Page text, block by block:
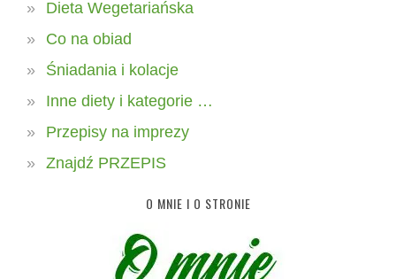
Dieta Wegetariańska
Co na obiad
Śniadania i kolacje
Inne diety i kategorie …
Przepisy na imprezy
Znajdź PRZEPIS
O MNIE I O STRONIE